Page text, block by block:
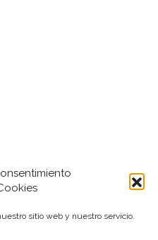
sitio web y nuestro servicio.